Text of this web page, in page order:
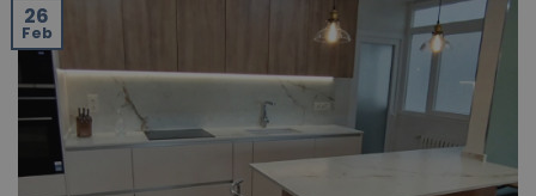
26
Feb